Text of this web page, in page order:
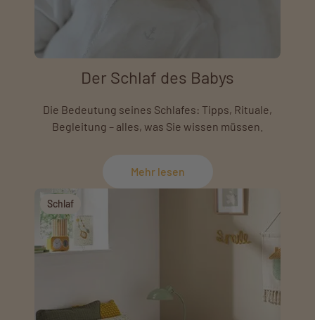
Der Schlaf des Babys
Die Bedeutung seines Schlafes: Tipps, Rituale,
Begleitung – alles, was Sie wissen müssen.
Mehr lesen
Schlaf